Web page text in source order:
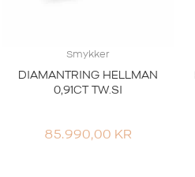
Smykker
DIAMANTRING HELLMAN
0,91CT TW.SI
85.990,00 KR